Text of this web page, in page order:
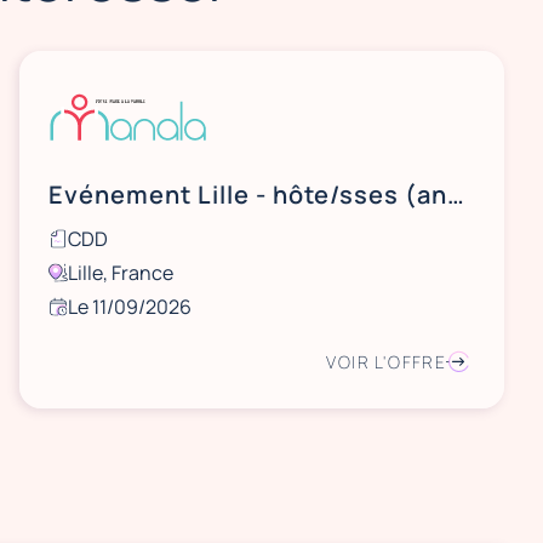
Evénement Lille - hôte/sses (anglais)
CDD
Lille, France
Le 11/09/2026
VOIR L'OFFRE